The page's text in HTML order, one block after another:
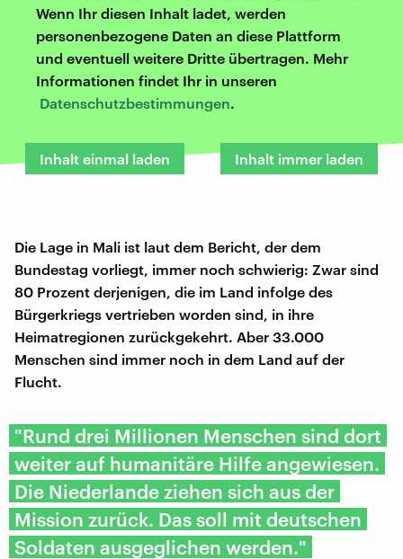
Wenn Ihr diesen Inhalt ladet, werden
personenbezogene Daten an diese Plattform
und eventuell weitere Dritte übertragen. Mehr
Informationen findet Ihr in unseren
Datenschutzbestimmungen.
Inhalt einmal laden Inhalt immer laden
Die Lage in Mali ist laut dem Bericht, der dem
Bundestag vorliegt, immer noch schwierig: Zwar sind
80 Prozent derjenigen, die im Land infolge des
Bürgerkriegs vertrieben worden sind, in ihre
Heimatregionen zurückgekehrt. Aber 33.000
Menschen sind immer noch in dem Land auf der
Flucht.
"Rund drei Millionen Menschen sind dort
weiter auf humanitäre Hilfe angewiesen.
Die Niederlande ziehen sich aus der
Mission zurück. Das soll mit deutschen
Soldaten ausgeglichen werden."